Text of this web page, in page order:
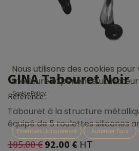
GINA Tabouret Noir
Référence :
Tabouret à la structure
équipé de 5 roulettes silicones
105.00€ 92.00 € HT
Nous utilisons des cookies
meilleure expérience
Cookie Policy
Essentiels Uniquement Autoriser Tous